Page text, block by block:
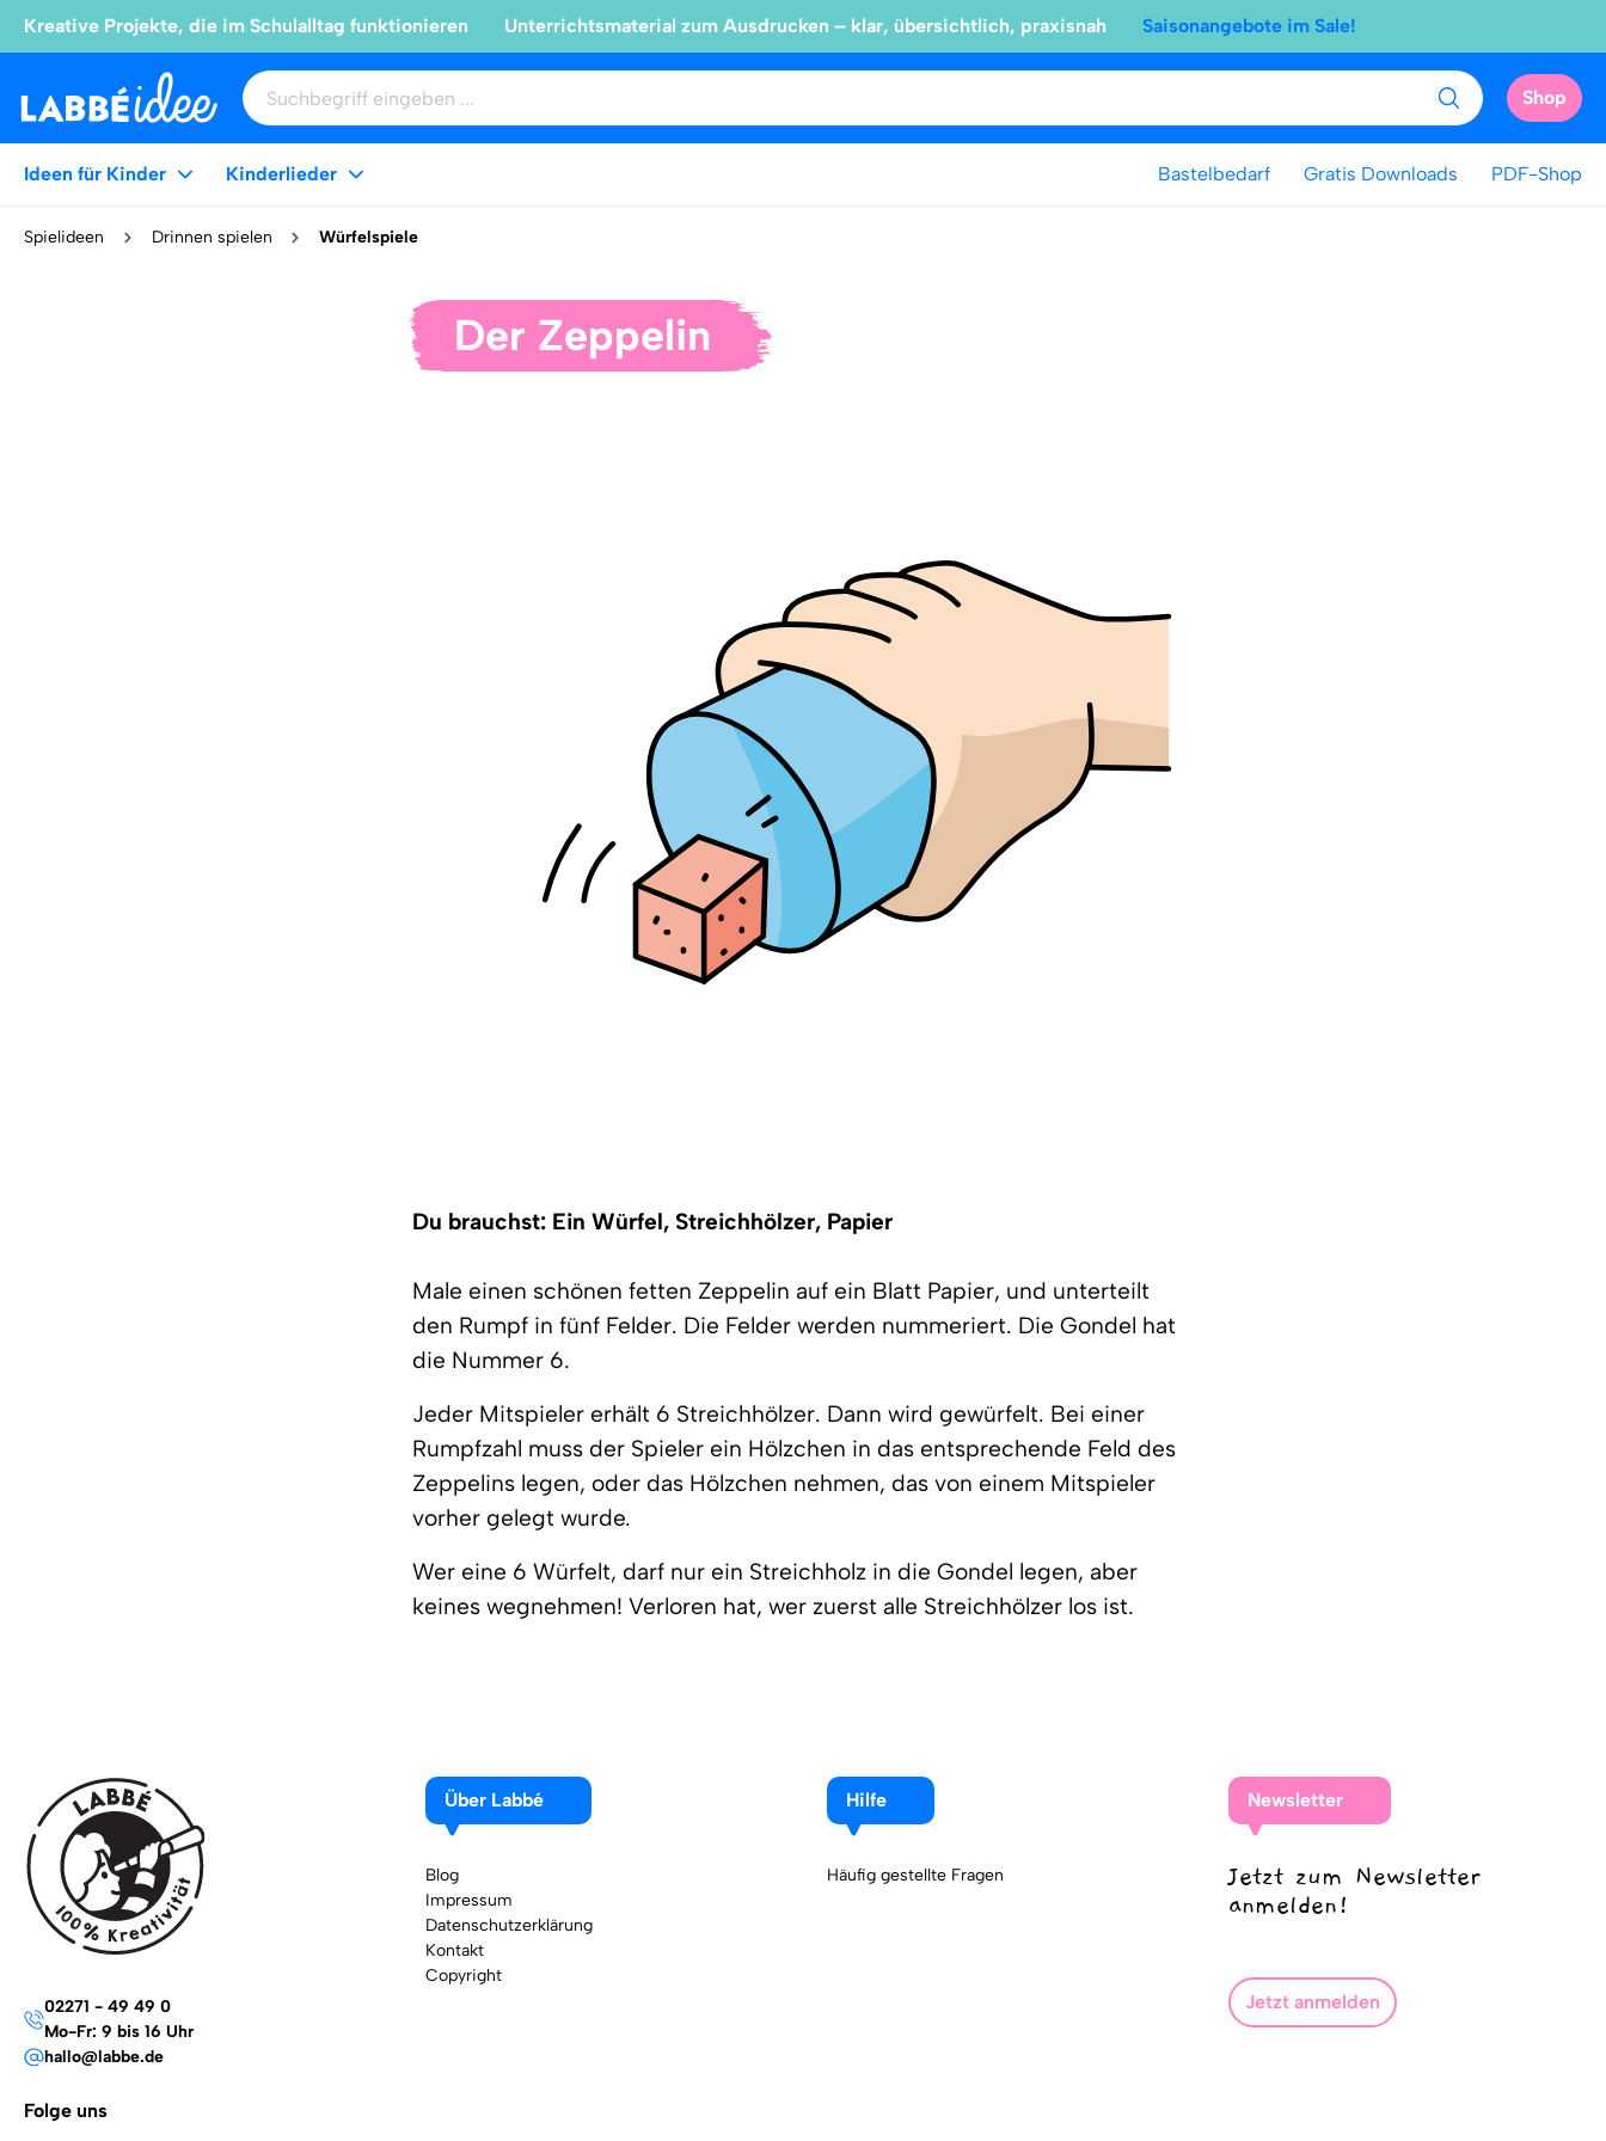
Kreative Projekte, die im Schulalltag funktionieren Unterrichtsmaterial zum Ausdrucken – klar, übersichtlich, praxisnah Saisonangebote im Sale!
Shop
Ideen für Kinder Kinderlieder Bastelbedarf Gratis Downloads PDF-Shop
Spielideen Drinnen spielen Würfelspiele
Der Zeppelin
Du brauchst: Ein Würfel, Streichhölzer, Papier
Male einen schönen fetten Zeppelin auf ein Blatt Papier, und unterteilt
den Rumpf in fünf Felder. Die Felder werden nummeriert. Die Gondel hat
die Nummer 6.
Jeder Mitspieler erhält 6 Streichhölzer. Dann wird gewürfelt. Bei einer
Rumpfzahl muss der Spieler ein Hölzchen in das entsprechende Feld des
Zeppelins legen, oder das Hölzchen nehmen, das von einem Mitspieler
vorher gelegt wurde.
Wer eine 6 Würfelt, darf nur ein Streichholz in die Gondel legen, aber
keines wegnehmen! Verloren hat, wer zuerst alle Streichhölzer los ist.
02271 - 49 49 0
Mo-Fr: 9 bis 16 Uhr
hallo@labbe.de
Folge uns
Über Labbé
Blog
Impressum
Datenschutzerklärung
Kontakt
Copyright
Hilfe
Häufig gestellte Fragen
Newsletter
Jetzt zum Newsletter
anmelden!
Jetzt anmelden